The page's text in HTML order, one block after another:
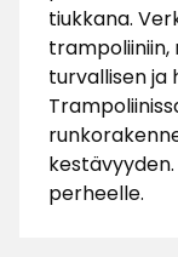
tiukkana.
turvallisen ja
perheelle.